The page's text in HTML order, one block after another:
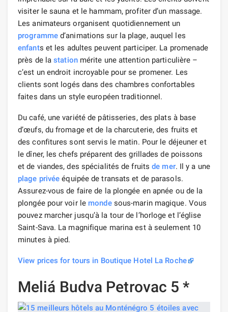
visiter le sauna et le hammam, profiter d’un massage.
Les animateurs organisent quotidiennement un
programmed’animations sur la plage, auquel les
enfants et les adultes peuvent participer. La promenade
près de lastationmérite une attention particulière –
c’est un endroit incroyable pour se promener. Les
clients sont logés dans des chambres confortables
faites dans un style européen traditionnel.
Du café, une variété de pâtisseries, des plats à base
d’œufs, du fromage et de la charcuterie, des fruits et
des confitures sont servis le matin. Pour le déjeuner et
le dîner, les chefs préparent des grillades de poissons
et de viandes, des spécialités de fruitsde mer. Il y a une
plage privée équipée de transats et de parasols.
Assurez-vous de faire de la plongée en apnée ou de la
plongée pour voir le mondesous-marin magique. Vous
pouvez marcher jusqu’à la tour de l’horloge et l’église
Saint-Sava. La magnifique marina est à seulement 10
minutes à pied.
View prices for tours in Boutique Hotel La Roche
Meliá Budva Petrovac 5 *